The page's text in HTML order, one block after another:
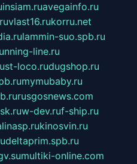
insiam.ruavegainfo.ru
vlast16.rukorru.net
lammin-suo.spb.ru
line.ru
loco.rudugshop.ru
mymubaby.ru
rusgosnews.com
w-dev.ruf-ship.ru
kinosvin.ru
deltaprim.spb.ru
multiki-online.com